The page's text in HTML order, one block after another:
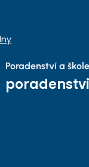
Poradenství a